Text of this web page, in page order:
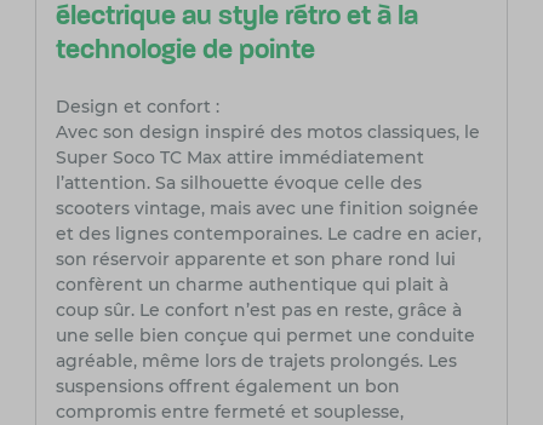
électrique au style rétro et à la
technologie de pointe
Design et confort :
Avec son design inspiré des motos classiques, le
Super Soco TC Max attire immédiatement
l’attention. Sa silhouette évoque celle des
scooters vintage, mais avec une finition soignée
et des lignes contemporaines. Le cadre en acier,
son réservoir apparente et son phare rond lui
confèrent un charme authentique qui plait à
coup sûr. Le confort n’est pas en reste, grâce à
une selle bien conçue qui permet une conduite
agréable, même lors de trajets prolongés. Les
suspensions offrent également un bon
compromis entre fermeté et souplesse,